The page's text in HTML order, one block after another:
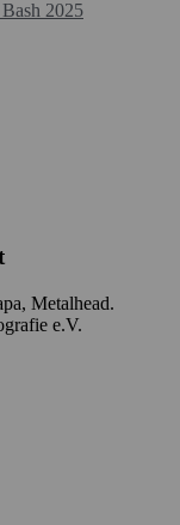
2025
Metalhead.
e.V.